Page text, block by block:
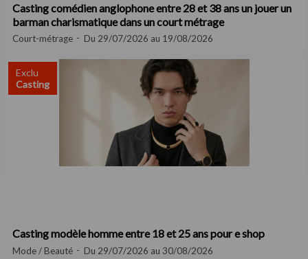
Casting comédien anglophone entre 28 et 38 ans un jouer un
barman charismatique dans un court métrage
Court-métrage Du 29/07/2026 au 19/08/2026
Exclu
Casting
Casting modèle homme entre 18 et 25 ans pour e shop
Mode / Beauté Du 29/07/2026 au 30/08/2026